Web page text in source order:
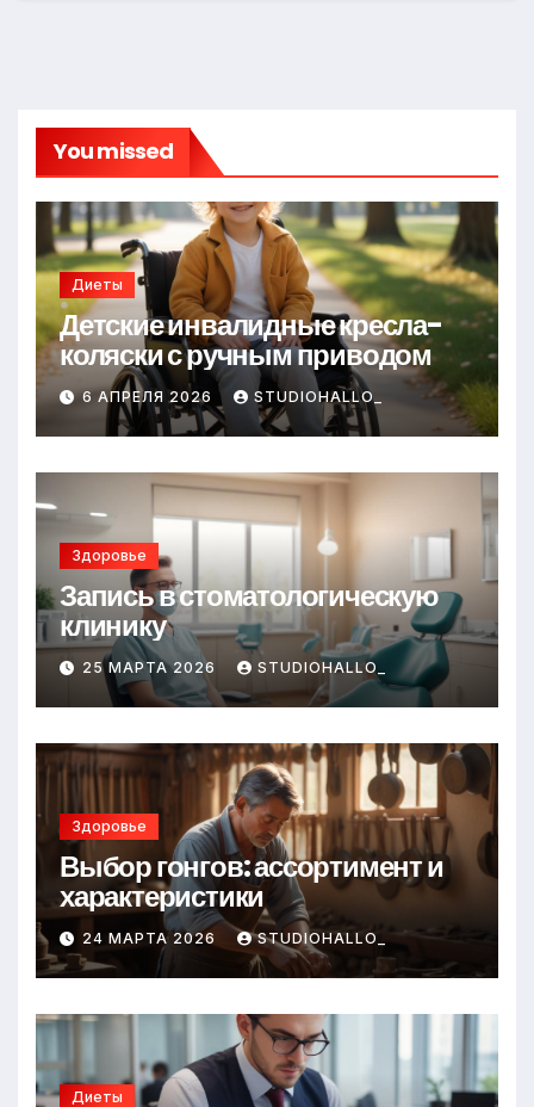
You missed
Диеты
Детские инвалидные кресла-
коляски с ручным приводом
6 АПРЕЛЯ 2026 STUDIOHALLO_
Здоровье
Запись в стоматологическую
клинику
25 МАРТА 2026 STUDIOHALLO_
Здоровье
Выбор гонгов: ассортимент и
характеристики
24 МАРТА 2026 STUDIOHALLO_
Диеты